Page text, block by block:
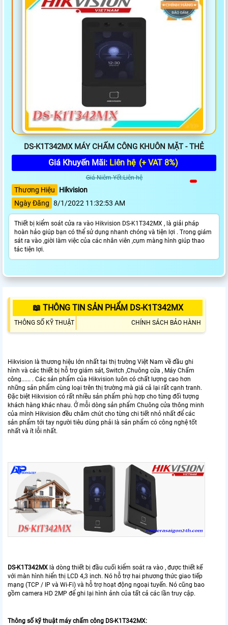
DS-K1T342MX MÁY CHẤM CÔNG KHUÔN MẶT - THẺ
Giá Khuyến Mãi: Liên hệ (+ VAT 8%)
Giá Niêm Yết:Liên hệ
Thương Hiệu
Hikvision
Ngày Đăng 8/1/2022 11:32:53 AM
Thiết bị kiểm soát cửa ra vào Hikvision DS-K1T342MX , là giải pháp
hoàn hảo giúp bạn có thể sử dụng nhanh chóng và tiện lợi . Trong giám
sát ra vào ,giời làm việc của các nhân viên ,cụm màng hình giúp thao
tác tiện lợi.
📖 THÔNG TIN SẢN PHẨM DS-K1T342MX
THÔNG SỐ KỸ THUẬT CHÍNH SÁCH BẢO HÀNH
Hikvision là thương hiệu lớn nhất tại thị trường Việt Nam về đầu ghi
hình và các thiết bị hỗ trợ giám sát, Switch ,Chuông cửa , Máy Chấm
công...... . Các sản phẩm của Hikvision luôn có chất lượng cao hơn
những sản phẩm cùng loại trên thị trường mà giá cả lại rất cạnh tranh.
Đặc biệt Hikvision có rất nhiều sản phẩm phù hợp cho từng đối tượng
khách hàng khác nhau. Ở mỗi dòng sản phẩm Chuông cửa thông minh
của mình Hikvision đều chăm chút cho từng chi tiết nhỏ nhất để các
sản phẩm tới tay người tiêu dùng phải là sản phẩm có công nghệ tốt
nhất và ít lỗi nhất.
DS-K1T342MX là dòng thiết bị đầu cuối kiểm soát ra vào , được thiết kế
với màn hình hiển thị LCD 4,3 inch. Nó hỗ trợ hai phương thức giao tiếp
mạng (TCP / IP và Wi-Fi) và hỗ trợ hoạt động ngoại tuyến. Nó cũng bao
gồm camera HD 2MP để ghi lại hình ảnh của tất cả các lần truy cập.
Thông số kỹ thuật máy chấm công DS-K1T342MX: